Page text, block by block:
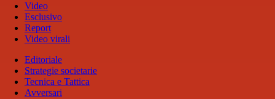
Video
Esclusivo
Report
Video virali
Editoriale
Strategie societarie
Tecnica e Tattica
Avversari